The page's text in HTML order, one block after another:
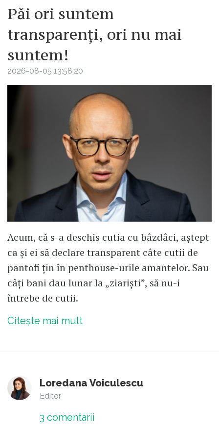
Păi ori suntem
transparenți, ori nu mai
suntem!
2026-08-05 13:58:20
Acum, că s-a deschis cutia cu bâzdâci, aștept
ca și ei să declare transparent câte cutii de
pantofi țin în penthouse-urile amantelor. Sau
câți bani dau lunar la „ziariști”, să nu-i
întrebe de cutii.
Citește mai mult
Loredana Voiculescu
Editor
3 comentarii